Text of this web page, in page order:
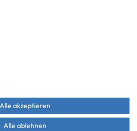
MwSt.,
Deutschlands, Lieferzeiten für andere
Sie bitte der Schaltfläche mit den
| Alle Rechte vorbehalten.
Alle akzeptieren
Alle ablehnen